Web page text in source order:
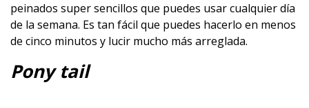
peinados super sencillos que puedes usar cualquier día
de la semana. Es tan fácil que puedes hacerlo en menos
de cinco minutos y lucir mucho más arreglada.
Pony tail